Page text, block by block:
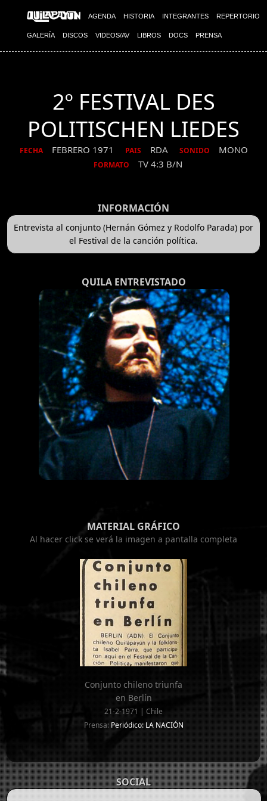
AGENDA HISTORIA INTEGRANTES REPERTORIO
GALERÍA DISCOS VIDEOS/AV LIBROS DOCS PRENSA
2º FESTIVAL DES
POLITISCHEN LIEDES
FECHA FEBRERO 1971 PAIS RDA SONIDO MONO
FORMATO TV 4:3 B/N
INFORMACIÓN
Entrevista al conjunto (Hernán Gómez y Rodolfo Parada) por
el Festival de la canción política.
QUILA ENTREVISTADO
MATERIAL GRÁFICO
Al hacer click se verá la imagen a pantalla completa
Conjunto chileno triunfa
en Berlín
21-2-1971 | Chile
Prensa: Periódico: LA NACIÓN
SOCIAL